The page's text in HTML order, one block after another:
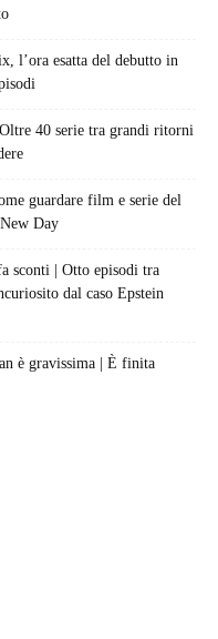
l’ora esatta del debutto in
40 serie tra grandi ritorni
guardare film e serie del
Day
sconti | Otto episodi tra
dal caso Epstein
è gravissima | È finita